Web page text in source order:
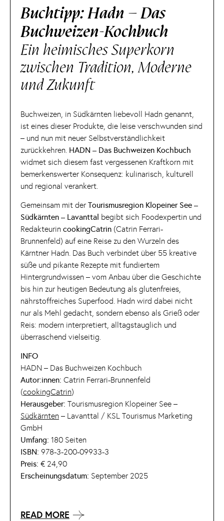
Buchtipp: Hadn – Das
Buchweizen-Kochbuch
Ein heimisches Superkorn
zwischen Tradition, Moderne
und Zukunft
Buchweizen, in Südkärnten liebevoll Hadn genannt,
ist eines dieser Produkte, die leise verschwunden sind
– und nun mit neuer Selbstverständlichkeit
zurückkehren. HADN – Das Buchweizen Kochbuch
widmet sich diesem fast vergessenen Kraftkorn mit
bemerkenswerter Konsequenz: kulinarisch, kulturell
und regional verankert.
Gemeinsam mit der Tourismusregion Klopeiner See –
Südkärnten – Lavanttal begibt sich Foodexpertin und
Redakteurin cookingCatrin (Catrin Ferrari-
Brunnenfeld) auf eine Reise zu den Wurzeln des
Kärntner Hadn. Das Buch verbindet über 55 kreative
süße und pikante Rezepte mit fundiertem
Hintergrundwissen – vom Anbau über die Geschichte
bis hin zur heutigen Bedeutung als glutenfreies,
nährstoffreiches Superfood. Hadn wird dabei nicht
nur als Mehl gedacht, sondern ebenso als Grieß oder
Reis: modern interpretiert, alltagstauglich und
überraschend vielseitig.
INFO
HADN – Das Buchweizen Kochbuch
Autor:innen: Catrin Ferrari-Brunnenfeld
(cookingCatrin)
Herausgeber: Tourismusregion Klopeiner See –
Südkärnten – Lavanttal / KSL Tourismus Marketing
GmbH
Umfang: 180 Seiten
ISBN: 978-3-200-09933-3
Preis: € 24,90
Erscheinungsdatum: September 2025
READ MORE